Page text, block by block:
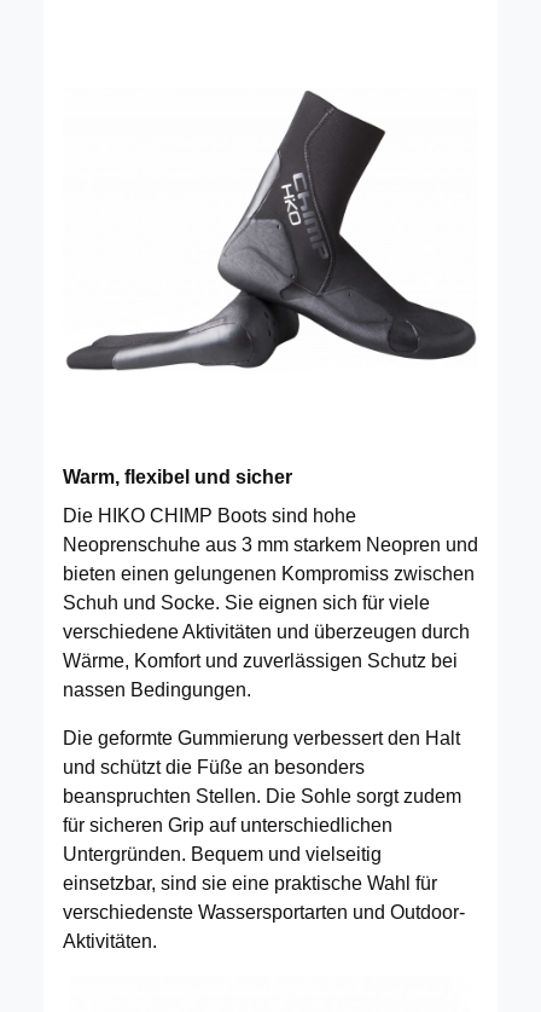
Warm, flexibel und sicher
Die HIKO CHIMP Boots sind hohe
Neoprenschuhe aus 3 mm starkem Neopren und
bieten einen gelungenen Kompromiss zwischen
Schuh und Socke. Sie eignen sich für viele
verschiedene Aktivitäten und überzeugen durch
Wärme, Komfort und zuverlässigen Schutz bei
nassen Bedingungen.
Die geformte Gummierung verbessert den Halt
und schützt die Füße an besonders
beanspruchten Stellen. Die Sohle sorgt zudem
für sicheren Grip auf unterschiedlichen
Untergründen. Bequem und vielseitig
einsetzbar, sind sie eine praktische Wahl für
verschiedenste Wassersportarten und Outdoor-
Aktivitäten.